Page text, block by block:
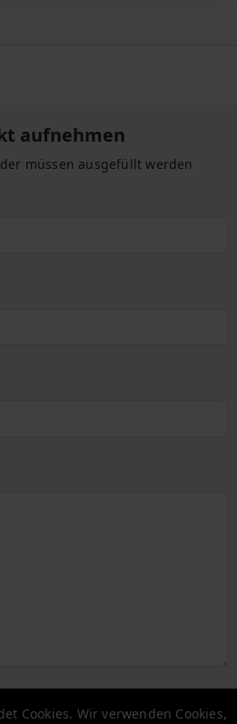
Cookies. Wir verwenden Cookies,
aufnehmen
müssen ausgefüllt werden
Senden